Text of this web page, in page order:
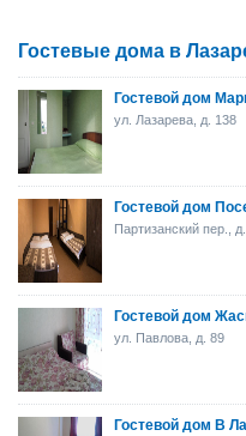
Гостевые дома в
Гостевой дом
ул. Лазарева, д. 138
Гостевой дом
Партизанский пер.,
Гостевой дом
ул. Павлова, д. 89
Гостевой дом В